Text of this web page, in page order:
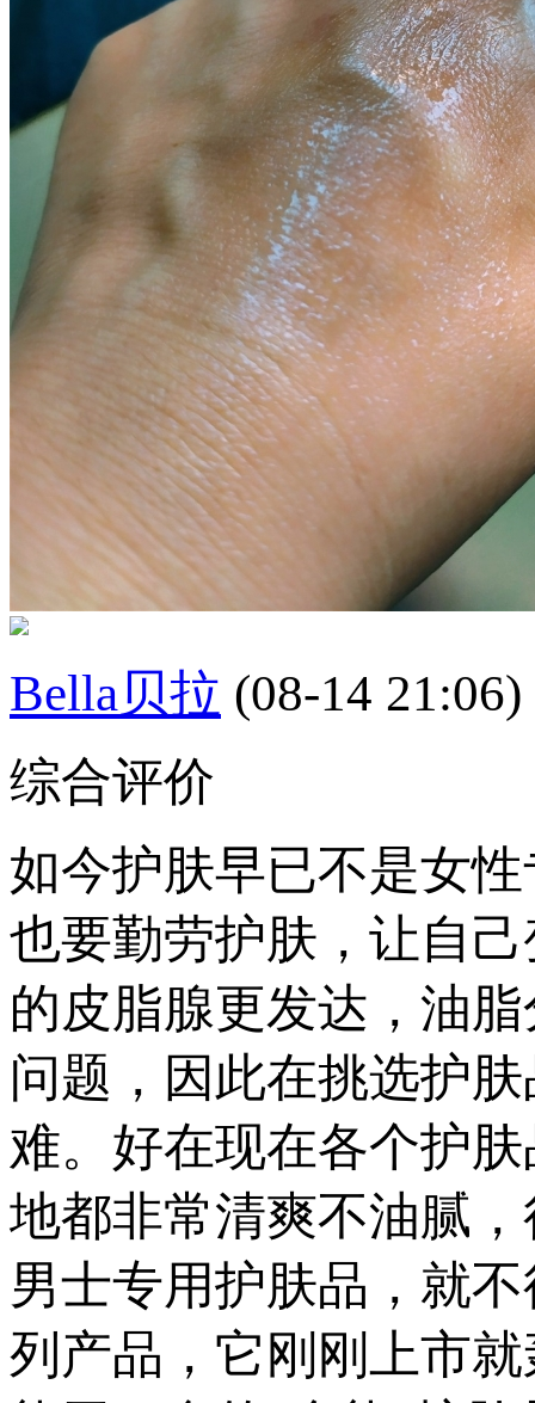
Bella贝拉 (08-14 21:06)
综合评价
如今护肤早已不是女
也要勤劳护肤，让自
的皮脂腺更发达，油
问题，因此在挑选护
难。好在现在各个护
地都非常清爽不油腻
男士专用护肤品，就
列产品，它刚刚上市